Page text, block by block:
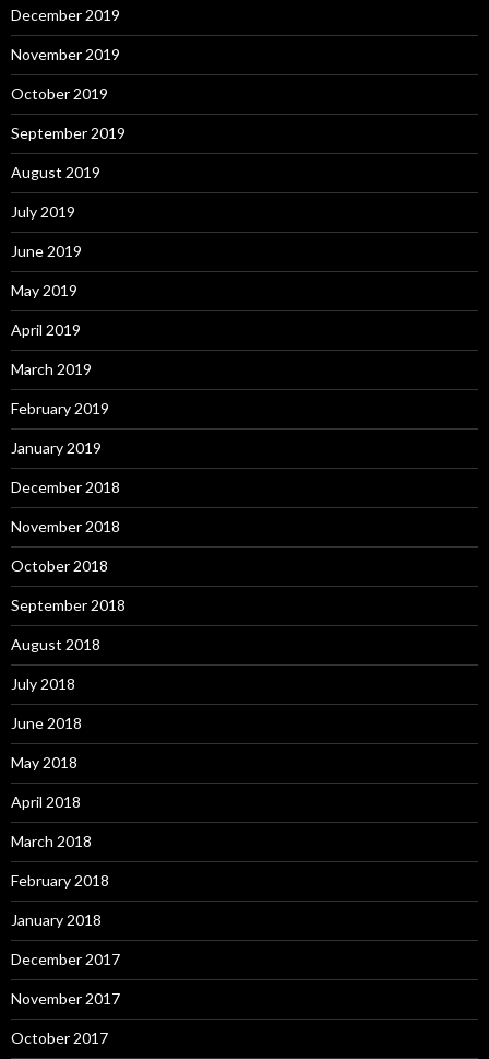
December 2019
November 2019
October 2019
September 2019
August 2019
July 2019
June 2019
May 2019
April 2019
March 2019
February 2019
January 2019
December 2018
November 2018
October 2018
September 2018
August 2018
July 2018
June 2018
May 2018
April 2018
March 2018
February 2018
January 2018
December 2017
November 2017
October 2017